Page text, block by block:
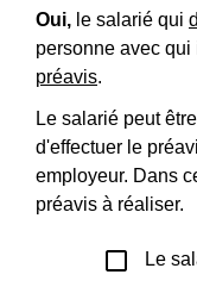
Oui, le salarié qui
personne avec qui
préavis.
Le salarié peut
d'effectuer le
employeur. Dans
préavis à réaliser.
check_box_outline_blank Le